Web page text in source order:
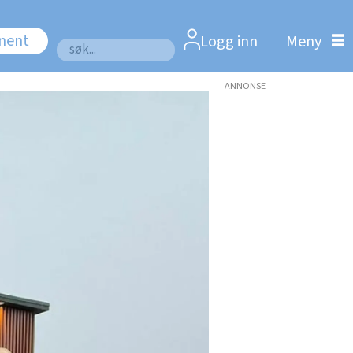
Søk
Logg inn
ANNONSE